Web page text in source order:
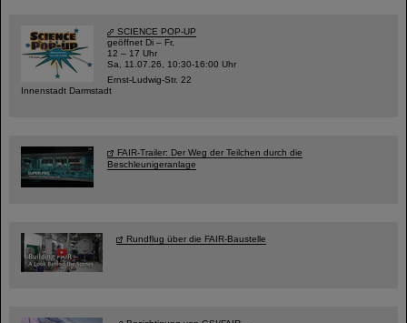
SCIENCE POP-UP
geöffnet Di – Fr,
12 – 17 Uhr
Sa, 11.07.26, 10:30-16:00 Uhr
Ernst-Ludwig-Str. 22
Innenstadt Darmstadt
FAIR-Trailer: Der Weg der Teilchen durch die
Beschleunigeranlage
Rundflug über die FAIR-Baustelle